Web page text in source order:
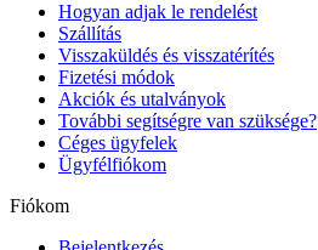
Hogyan adjak le rendelést
Szállítás
Visszaküldés és visszatérítés
Fizetési módok
Akciók és utalványok
További segítségre van szüksége?
Céges ügyfelek
Ügyfélfiókom
Fiókom